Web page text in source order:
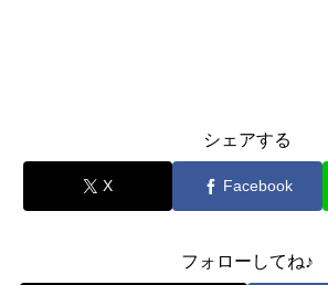
シェアする
X Facebook
フォローしてね♪